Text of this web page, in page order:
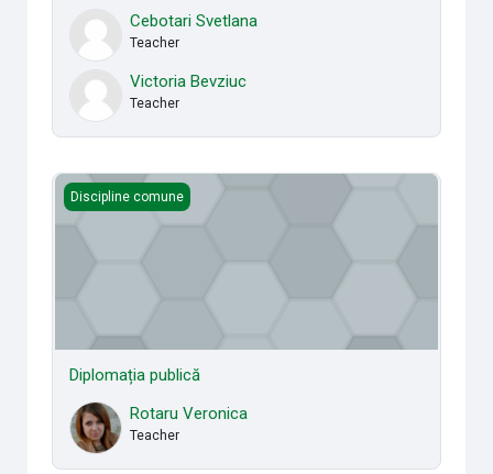
Cebotari Svetlana
Teacher
Victoria Bevziuc
Teacher
Diplomația publică
Discipline comune
Diplomația publică
Rotaru Veronica
Teacher